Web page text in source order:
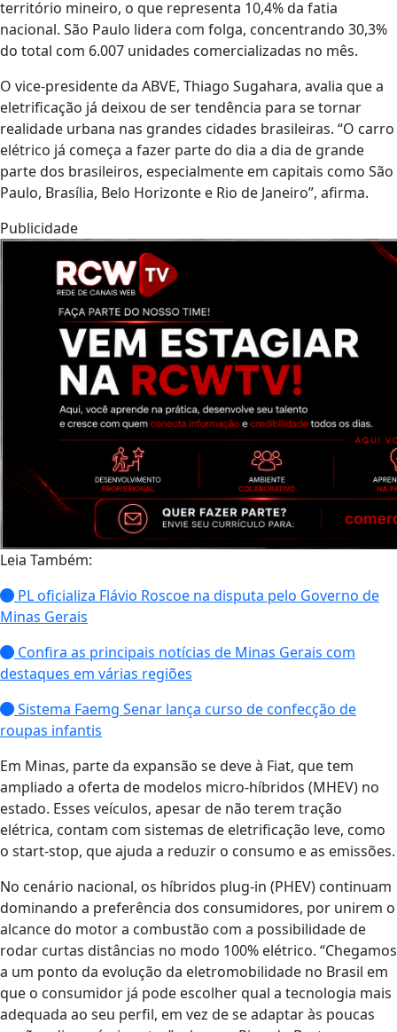
território mineiro, o que representa 10,4% da fatia
nacional. São Paulo lidera com folga, concentrando 30,3%
do total com 6.007 unidades comercializadas no mês.
O vice-presidente da ABVE, Thiago Sugahara, avalia que a
eletrificação já deixou de ser tendência para se tornar
realidade urbana nas grandes cidades brasileiras. “O carro
elétrico já começa a fazer parte do dia a dia de grande
parte dos brasileiros, especialmente em capitais como São
Paulo, Brasília, Belo Horizonte e Rio de Janeiro”, afirma.
Publicidade
Leia Também:
PL oficializa Flávio Roscoe na disputa pelo Governo de
Minas Gerais
Confira as principais notícias de Minas Gerais com
destaques em várias regiões
Sistema Faemg Senar lança curso de confecção de
roupas infantis
Em Minas, parte da expansão se deve à Fiat, que tem
ampliado a oferta de modelos micro-híbridos (MHEV) no
estado. Esses veículos, apesar de não terem tração
elétrica, contam com sistemas de eletrificação leve, como
o start-stop, que ajuda a reduzir o consumo e as emissões.
No cenário nacional, os híbridos plug-in (PHEV) continuam
dominando a preferência dos consumidores, por unirem o
alcance do motor a combustão com a possibilidade de
rodar curtas distâncias no modo 100% elétrico. “Chegamos
a um ponto da evolução da eletromobilidade no Brasil em
que o consumidor já pode escolher qual a tecnologia mais
adequada ao seu perfil, em vez de se adaptar às poucas